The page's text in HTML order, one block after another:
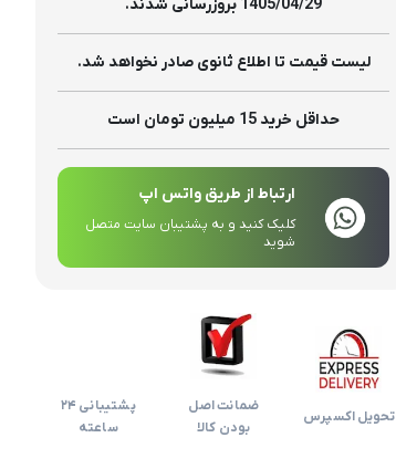
1405/04/29 بروزرسانی شدند.
لیست قیمت تا اطلاع ثانوی صادر نخواهد شد.
حداقل خرید 15 میلیون تومان است
ارتباط از طریق واتس اپ
کلیک کنید و به پشتیبان سایت متصل
شوید
تحویل اکسپرس
ضمانت اصل
بودن کالا
پشتیبانی 24
ساعته